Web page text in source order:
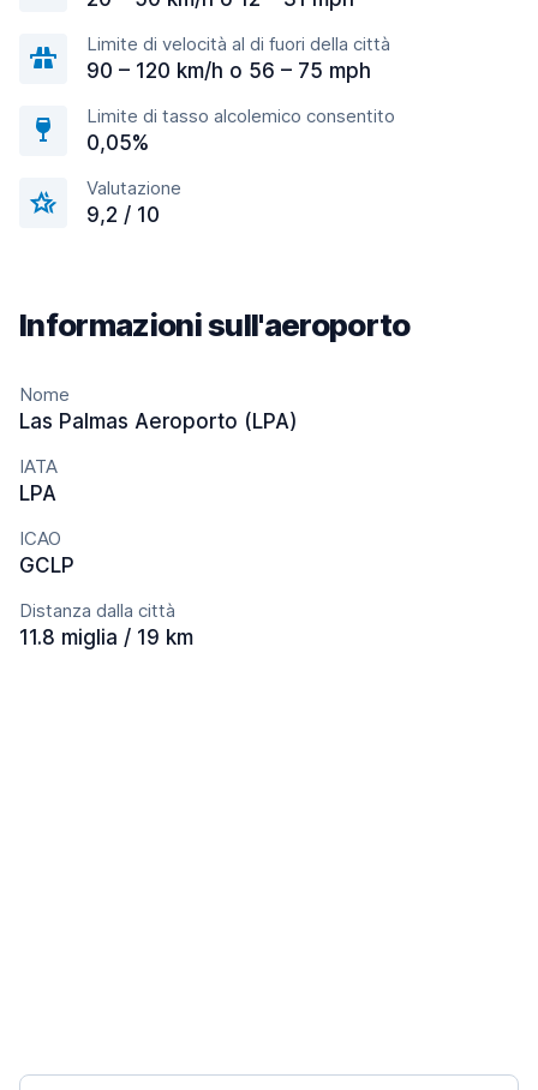
Limite di velocità al di fuori della città
90 – 120 km/h o 56 – 75 mph
Limite di tasso alcolemico consentito
0,05%
Valutazione
9,2 / 10
Informazioni sull'aeroporto
Nome
Las Palmas Aeroporto (LPA)
IATA
LPA
ICAO
GCLP
Distanza dalla città
11.8 miglia / 19 km